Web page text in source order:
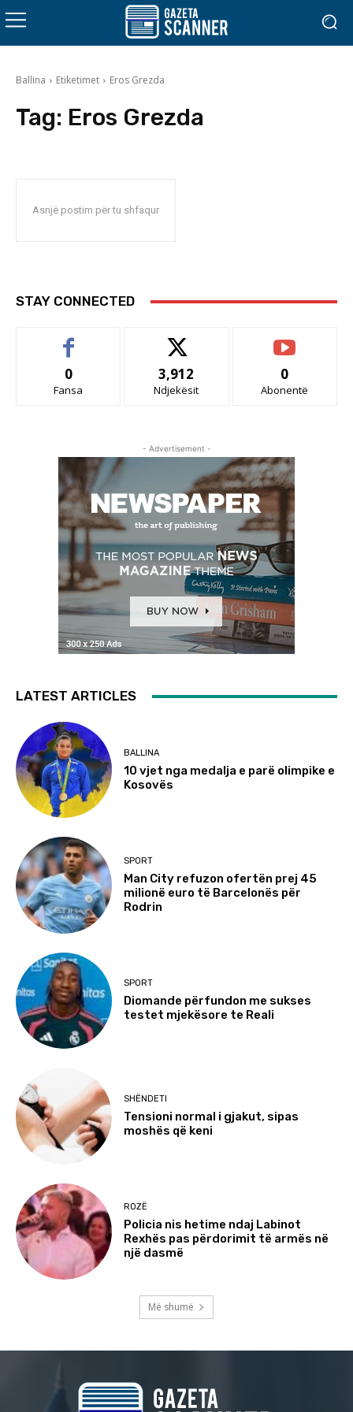
Ballina Etiketimet Eros Grezda
Tag: Eros Grezda
Asnjë postim për tu shfaqur
STAY CONNECTED
0
Fansa
3,912
Ndjekësit
0
Abonentë
- Advertisement -
LATEST ARTICLES
BALLINA
10 vjet nga medalja e parë olimpike e
Kosovës
SPORT
Man City refuzon ofertën prej 45
milionë euro të Barcelonës për
Rodrin
SPORT
Diomande përfundon me sukses
testet mjekësore te Reali
SHËNDETI
Tensioni normal i gjakut, sipas
moshës që keni
ROZË
Policia nis hetime ndaj Labinot
Rexhës pas përdorimit të armës në
një dasmë
Më shumë